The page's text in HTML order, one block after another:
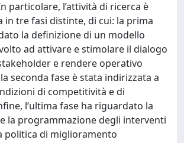
particolare, l’attività di ricerca è
in tre fasi distinte, di cui: la prima
la definizione di un modello
ad attivare e stimolare il dialogo
e rendere operativo
seconda fase è stata indirizzata a
di competitività e di
l’ultima fase ha riguardato la
la programmazione degli interventi
politica di miglioramento